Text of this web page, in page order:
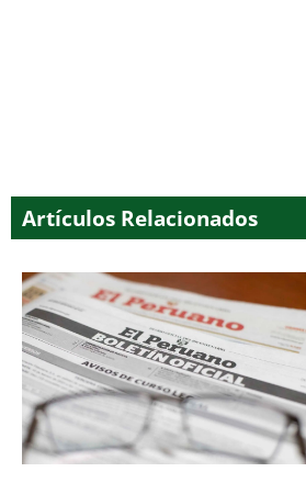
Artículos Relacionados